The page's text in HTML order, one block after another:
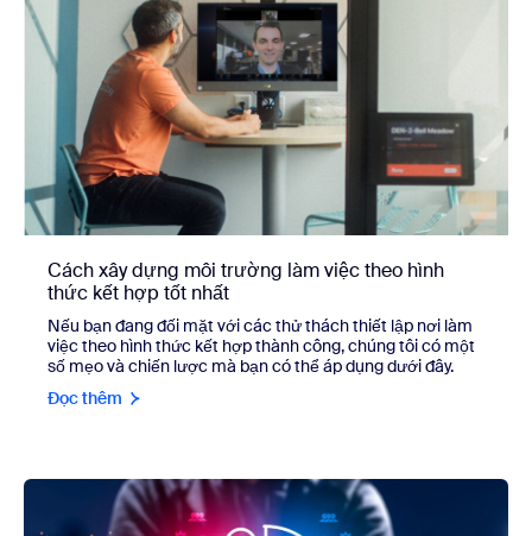
Cách xây dựng môi trường làm việc theo hình
thức kết hợp tốt nhất
Nếu bạn đang đối mặt với các thử thách thiết lập nơi làm
việc theo hình thức kết hợp thành công, chúng tôi có một
số mẹo và chiến lược mà bạn có thể áp dụng dưới đây.
Đọc thêm